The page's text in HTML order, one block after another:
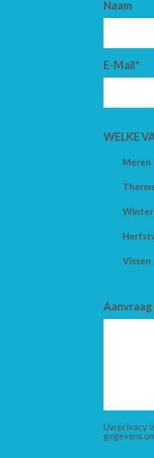
Naam
E-Mail*
WELKE
Meren
Winter
Vissen
Aanvraag
Uw privacy
gegevens